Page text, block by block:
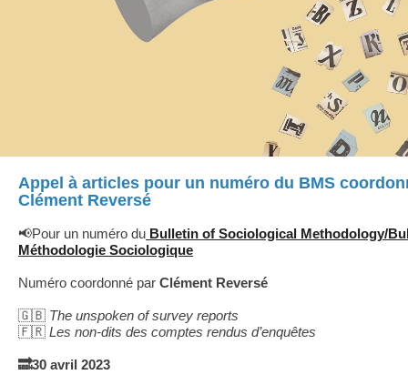
Appel à articles pour un numéro du BMS
Clément Reversé
📢Pour un numéro du Bulletin of Sociological Methodology/
Méthodologie Sociologique
Numéro coordonné par Clément Reversé
🇬🇧 The unspoken of survey reports
🇫🇷 Les non-dits des comptes rendus d’enquêtes
🔜30 avril 2023